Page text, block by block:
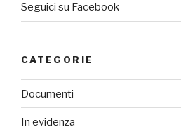
Seguici su Facebook
CATEGORIE
Documenti
In evidenza